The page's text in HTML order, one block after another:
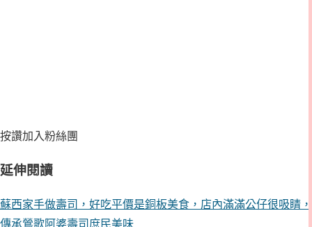
按讚加入粉絲團
延伸閱讀
蘇西家手做壽司，好吃平價是銅板美食，店內滿滿公仔很吸睛，
傳承鶯歌阿婆壽司庶民美味